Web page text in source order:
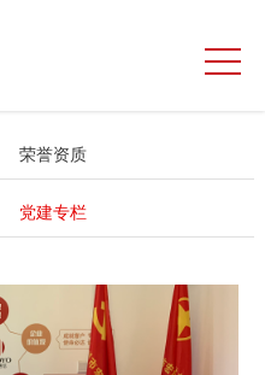
荣誉资质
党建专栏